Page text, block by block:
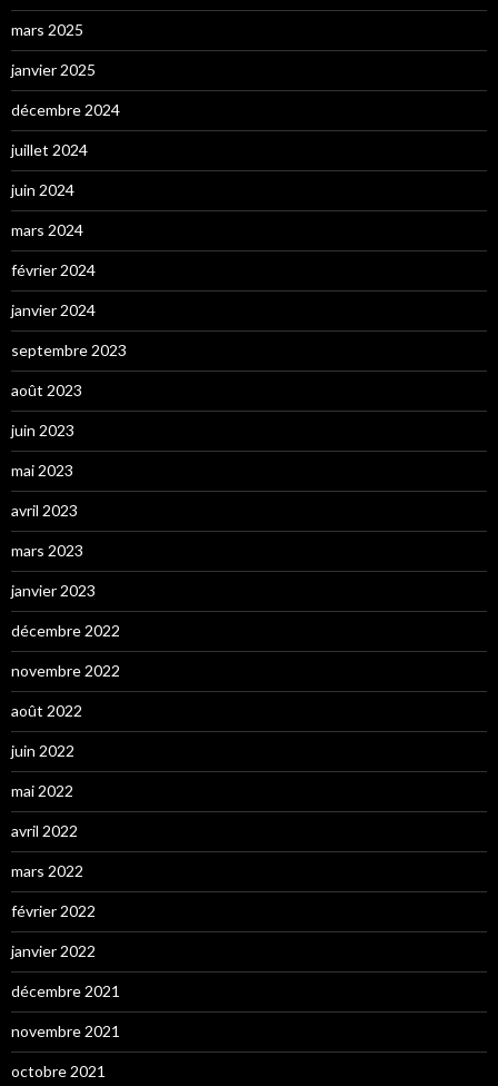
mars 2025
janvier 2025
décembre 2024
juillet 2024
juin 2024
mars 2024
février 2024
janvier 2024
septembre 2023
août 2023
juin 2023
mai 2023
avril 2023
mars 2023
janvier 2023
décembre 2022
novembre 2022
août 2022
juin 2022
mai 2022
avril 2022
mars 2022
février 2022
janvier 2022
décembre 2021
novembre 2021
octobre 2021